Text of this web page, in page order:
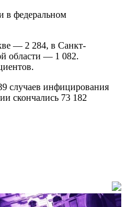
в федеральном
— 2 284, в Санкт-
области — 1 082.
случаев инфицирования
скончались 73 182